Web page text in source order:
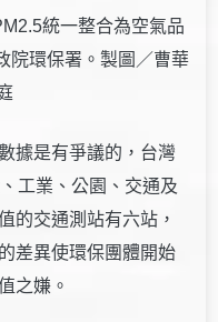
統一整合為空氣品
院環保署。製圖／曹華
據是有爭議的，台灣
工業、公園、交通及
的交通測站有六站，
差異使環保團體開始
之嫌。